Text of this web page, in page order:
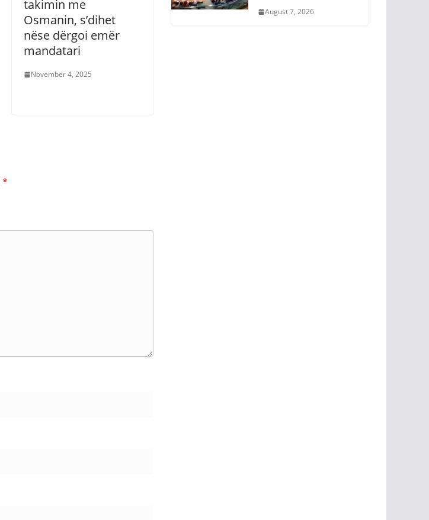
takimin me
Osmanin, s’dihet
nëse dërgoi emër
mandatari
November 4, 2025
*
August 7, 2026